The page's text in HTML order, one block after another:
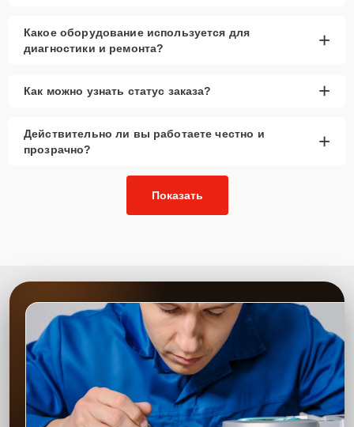
Какое оборудование используется для
диагностики и ремонта?
+
Как можно узнать статус заказа? +
Действительно ли вы работаете честно и
прозрачно?
+
Показать